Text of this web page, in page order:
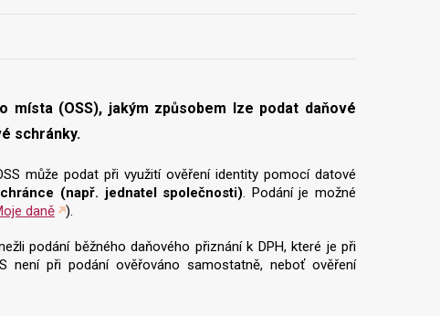
místa (OSS), jakým způsobem lze podat daňové
schránky.
může podat při využití ověření identity pomocí datové
(např. jednatel společnosti). Podání je možné
daně ).
podání běžného daňového přiznání k DPH, které je při
není při podání ověřováno samostatně, neboť ověření